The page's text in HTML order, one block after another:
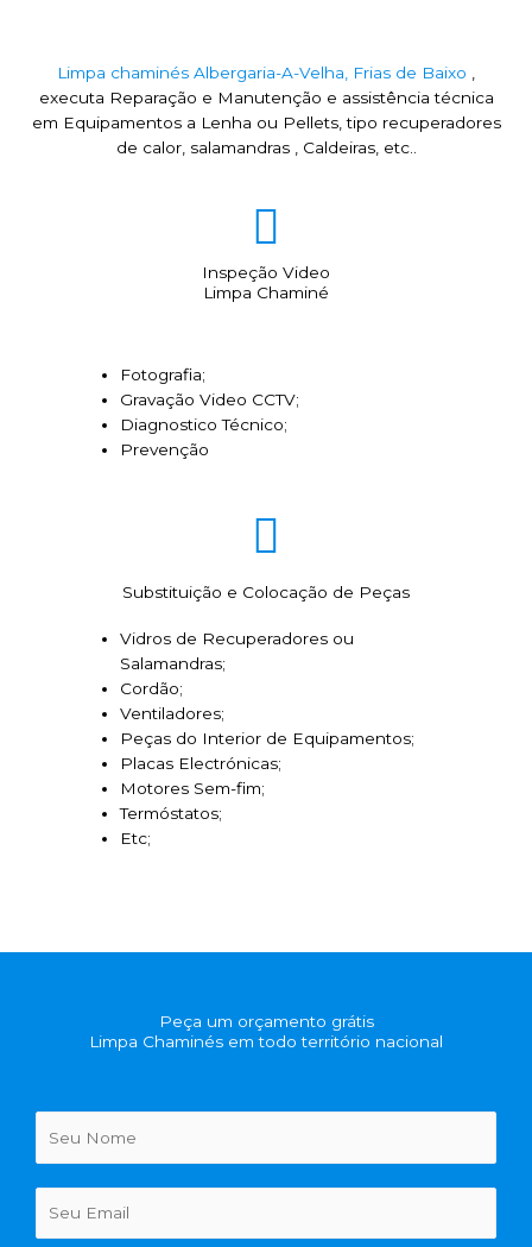
Limpa chaminés Albergaria-A-Velha, Frias de Baixo ,
executa Reparação e Manutenção e assistência técnica
em Equipamentos a Lenha ou Pellets, tipo recuperadores
de calor, salamandras , Caldeiras, etc..
Inspeção Video
Limpa Chaminé
Fotografia;
Gravação Video CCTV;
Diagnostico Técnico;
Prevenção
Substituição e Colocação de Peças
Vidros de Recuperadores ou
Salamandras;
Cordão;
Ventiladores;
Peças do Interior de Equipamentos;
Placas Electrónicas;
Motores Sem-fim;
Termóstatos;
Etc;
Peça um orçamento grátis
Limpa Chaminés em todo território nacional